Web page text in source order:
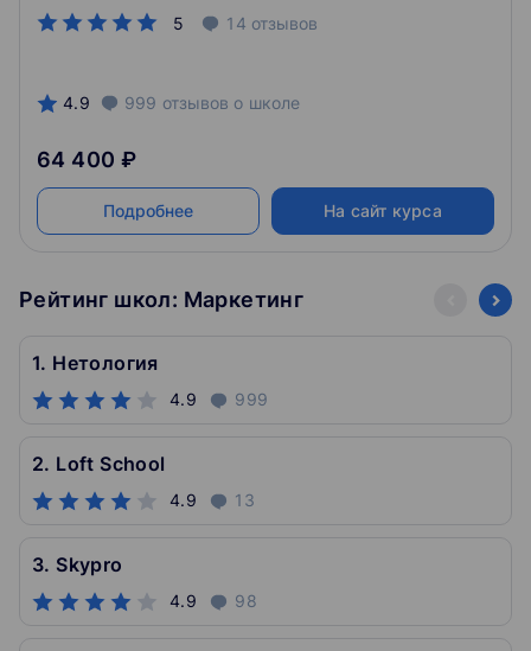
5 14 отзывов
Отработаете навыки маркетолога и соберёте
портфолио из 13 кейсов и стратегий продвижения
4.9 999 отзывов о школе
64 400 ₽
Подробнее На сайт курса
Рейтинг школ: Маркетинг
1. Нетология
4.9 999
2. Loft School
4.9 13
3. Skypro
4.9 98